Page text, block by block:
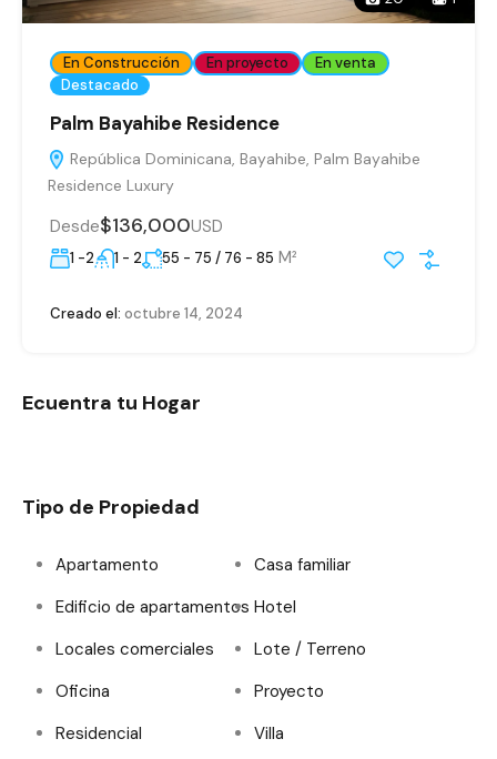
En Construcción En proyecto
En venta
Destacado
Palm Bayahibe Residence
República Dominicana, Bayahibe, Palm Bayahibe
Residence Luxury
Desde$136,000USD
1 -2 1 - 2 55 - 75 / 76 - 85 M²
Creado el: octubre 14, 2024
Ecuentra tu Hogar
Tipo de Propiedad
Apartamento
Casa familiar
Edificio de apartamentos Hotel
Locales comerciales
Lote / Terreno
Oficina
Proyecto
Residencial
Villa